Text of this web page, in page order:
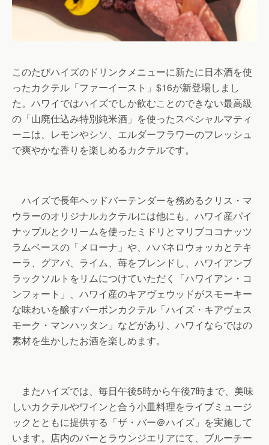
このたびハイズのドリンクメニューに新たに日本酒を使
ったカクテル「ファーイースト」$16が新登場しまし
た。ハワイではハイズでしか飲むことのできない最高級
の「山廃仕込み特別純米酒」を使ったスペシャルマティ
ーニは、レモンやシソ、エルダーフラワーのフレッシュ
で爽やかな香りを楽しめるカクテルです。
ハイズで長年ヘッドバーテンダーを務めるクリス・マ
ウラーのオリジナルカクテルには他にも、ハワイ産パイ
ナップルとクリームを使ったミドリとマリブココナッツ
ラムベースの「メローナ」や、ハバネロウォッカとテキ
ーラ、グアバ、ライム、苺をブレンドし、ハワイアンブ
ラックソルトをリムにつけていただく「ハワイアン・コ
ンフォート」、ハワイ産のキアヴェウッドがスモーキー
な味わいを醸すバーボンカクテル「ハイズ・キアヴェス
モーク・マンハッタン」などがあり、ハワイならではの
素材を生かしたお酒を楽しめます。
またハイズでは、毎日午後5時から午後7時まで、美味
しいカクテルやワインと合う小皿料理をライブミュージ
ックとともに提供する「ザ・バー＠ハイズ」を実施して
います。店内のバーとラウンジエリアにて、ブルーチー